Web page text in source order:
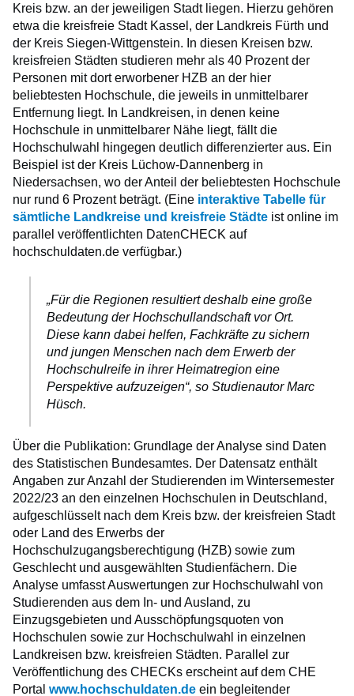
Kreis bzw. an der jeweiligen Stadt liegen. Hierzu gehören
etwa die kreisfreie Stadt Kassel, der Landkreis Fürth und
der Kreis Siegen-Wittgenstein. In diesen Kreisen bzw.
kreisfreien Städten studieren mehr als 40 Prozent der
Personen mit dort erworbener HZB an der hier
beliebtesten Hochschule, die jeweils in unmittelbarer
Entfernung liegt. In Landkreisen, in denen keine
Hochschule in unmittelbarer Nähe liegt, fällt die
Hochschulwahl hingegen deutlich differenzierter aus. Ein
Beispiel ist der Kreis Lüchow-Dannenberg in
Niedersachsen, wo der Anteil der beliebtesten Hochschule
nur rund 6 Prozent beträgt. (Eine interaktive Tabelle für
sämtliche Landkreise und kreisfreie Städte ist online im
parallel veröffentlichten DatenCHECK auf
hochschuldaten.de verfügbar.)
„Für die Regionen resultiert deshalb eine große
Bedeutung der Hochschullandschaft vor Ort.
Diese kann dabei helfen, Fachkräfte zu sichern
und jungen Menschen nach dem Erwerb der
Hochschulreife in ihrer Heimatregion eine
Perspektive aufzuzeigen“, so Studienautor Marc
Hüsch.
Über die Publikation: Grundlage der Analyse sind Daten
des Statistischen Bundesamtes. Der Datensatz enthält
Angaben zur Anzahl der Studierenden im Wintersemester
2022/23 an den einzelnen Hochschulen in Deutschland,
aufgeschlüsselt nach dem Kreis bzw. der kreisfreien Stadt
oder Land des Erwerbs der
Hochschulzugangsberechtigung (HZB) sowie zum
Geschlecht und ausgewählten Studienfächern. Die
Analyse umfasst Auswertungen zur Hochschulwahl von
Studierenden aus dem In- und Ausland, zu
Einzugsgebieten und Ausschöpfungsquoten von
Hochschulen sowie zur Hochschulwahl in einzelnen
Landkreisen bzw. kreisfreien Städten. Parallel zur
Veröffentlichung des CHECKs erscheint auf dem CHE
Portal www.hochschuldaten.de ein begleitender